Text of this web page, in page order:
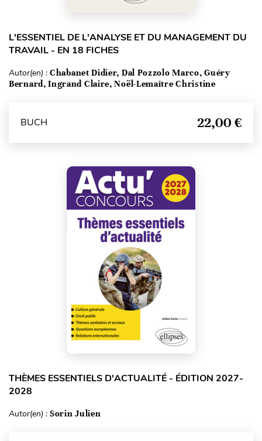
L'ESSENTIEL DE L'ANALYSE ET DU MANAGEMENT DU
TRAVAIL - EN 18 FICHES
Autor(en) : Chabanet Didier, Dal Pozzolo Marco, Guéry
Bernard, Ingrand Claire, Noël-Lemaître Christine
BUCH 22,00 €
THÈMES ESSENTIELS D'ACTUALITÉ - ÉDITION 2027-
2028
Autor(en) : Sorin Julien